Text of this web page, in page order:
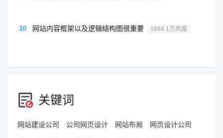
10 网站内容框架以及逻辑结构图很重要 1684.1万热度
关键词
网站建设公司 公司网页设计 网站布局 网页设计公司